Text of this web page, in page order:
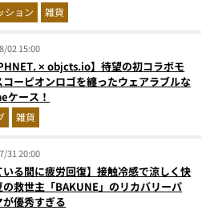
ション 雑貨
02 15:00
× objcts.io】待望の初コラボモ
コーピオンロゴを纏ったウェアラブルな
ケース！
雑貨
31 20:00
いる間に疲労回復】接触冷感で涼しく快
の救世主「BAKUNE」のリカバリーパ
が優秀すぎる